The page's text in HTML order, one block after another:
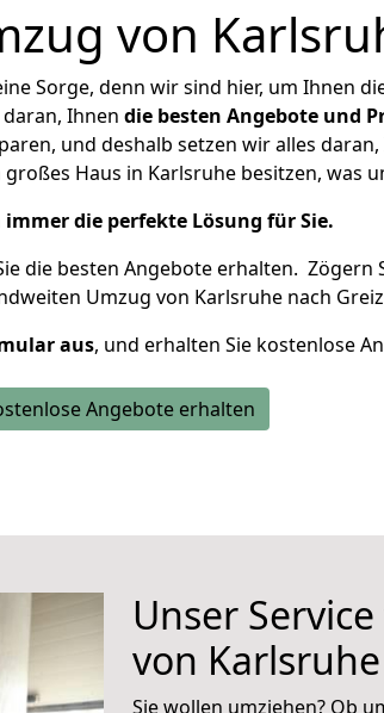
von
Sorge, denn wir sind hier, um Ihnen
Ihnen die besten Angebote und
und deshalb setzen wir alles
Haus in Karlsruhe besitzen, was
die perfekte Lösung für Sie.
die besten Angebote erhalten. Zögern
Umzug von Karlsruhe nach
aus, und erhalten Sie kostenlose
Angebote erhalten
Unser
von
Sie wollen umziehen? Ob